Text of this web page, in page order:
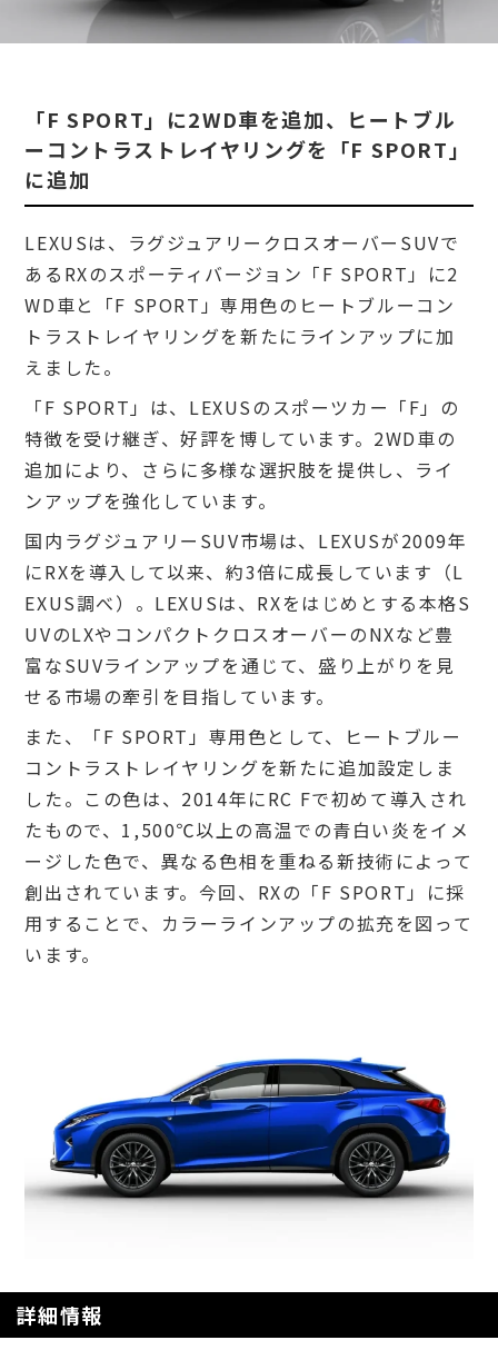
「F SPORT」に2WD車を追加、ヒートブル
ーコントラストレイヤリングを「F SPORT」
に追加
LEXUSは、ラグジュアリークロスオーバーSUVで
あるRXのスポーティバージョン「F SPORT」に2
WD車と「F SPORT」専用色のヒートブルーコン
トラストレイヤリングを新たにラインアップに加
えました。
「F SPORT」は、LEXUSのスポーツカー「F」の
特徴を受け継ぎ、好評を博しています。2WD車の
追加により、さらに多様な選択肢を提供し、ライ
ンアップを強化しています。
国内ラグジュアリーSUV市場は、LEXUSが2009年
にRXを導入して以来、約3倍に成長しています（L
EXUS調べ）。LEXUSは、RXをはじめとする本格S
UVのLXやコンパクトクロスオーバーのNXなど豊
富なSUVラインアップを通じて、盛り上がりを見
せる市場の牽引を目指しています。
また、「F SPORT」専用色として、ヒートブルー
コントラストレイヤリングを新たに追加設定しま
した。この色は、2014年にRC Fで初めて導入され
たもので、1,500℃以上の高温での青白い炎をイメ
ージした色で、異なる色相を重ねる新技術によって
創出されています。今回、RXの「F SPORT」に採
用することで、カラーラインアップの拡充を図って
います。
詳細情報